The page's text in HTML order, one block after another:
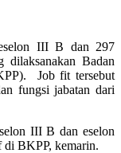
III B dan 297
Badan
Job fit tersebut
fungsi jabatan dari
III B dan eselon
di BKPP, kemarin.